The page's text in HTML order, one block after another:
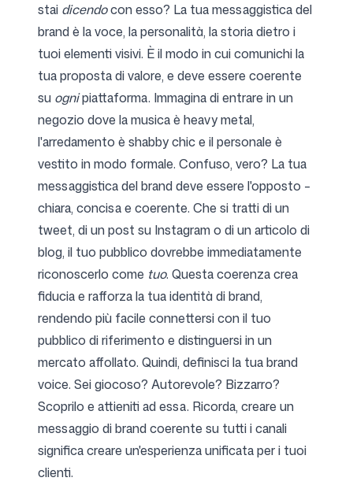
stai dicendocon esso? La tua messaggistica del
brand è la voce, la personalità, la storia dietro i
tuoi elementi visivi. È il modo in cui comunichi la
tua proposta di valore, e deve essere coerente
su ognipiattaforma. Immagina di entrare in un
negozio dove la musica è heavy metal,
l'arredamento è shabby chic e il personale è
vestito in modo formale. Confuso, vero? La tua
messaggistica del brand deve essere l'opposto –
chiara, concisa e coerente. Che si tratti di un
tweet, di un post su Instagram o di un articolo di
blog, il tuo pubblico dovrebbe immediatamente
riconoscerlo come tuo. Questa coerenza crea
fiducia e rafforza la tua identità di brand,
rendendo più facile connettersi con il tuo
pubblico di riferimento e distinguersi in un
mercato affollato. Quindi, definisci la tua brand
voice. Sei giocoso? Autorevole? Bizzarro?
Scoprilo e attieniti ad essa. Ricorda, creare un
messaggio di brand coerente su tutti i canali
significa creare un'esperienza unificata per i tuoi
clienti.